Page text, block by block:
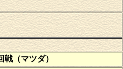
戦（マツダ）